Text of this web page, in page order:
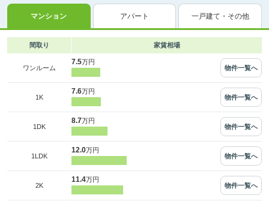
マンション アパート 一戸建て・その他
間取り 家賃相場
ワンルーム
7.5万円
物件一覧へ
1K
7.6万円
物件一覧へ
1DK
8.7万円
物件一覧へ
1LDK
12.0万円
物件一覧へ
2K
11.4万円
物件一覧へ